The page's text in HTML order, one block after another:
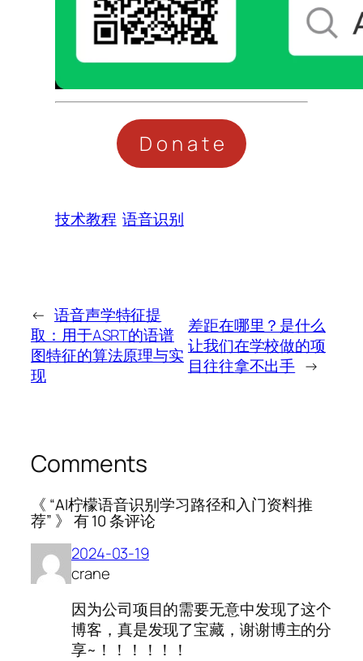
Donate
技术教程 语音识别
← 语音声学特征提
取：用于ASRT的语谱
图特征的算法原理与实
现
差距在哪里？是什么
让我们在学校做的项
目往往拿不出手 →
Comments
《 “AI柠檬语音识别学习路径和入门资料推
荐” 》 有 10 条评论
2024-03-19
crane
因为公司项目的需要无意中发现了这个
博客，真是发现了宝藏，谢谢博主的分
享~！！！！！！